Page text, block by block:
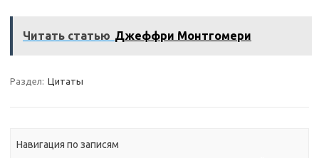
Читать статью Джеффри Монтгомери
Раздел: Цитаты
Навигация по записям